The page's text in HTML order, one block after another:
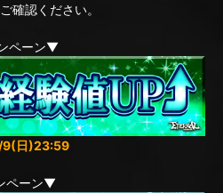
確認ください。
ペーン▼
9(日)23:59
ペーン▼